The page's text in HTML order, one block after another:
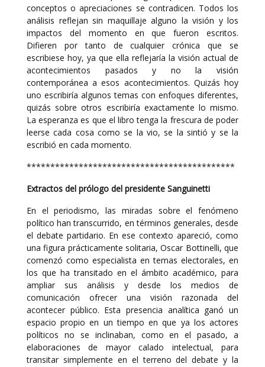
conceptos o apreciaciones se contradicen. Todos los
análisis reflejan sin maquillaje alguno la visión y los
impactos del momento en que fueron escritos.
Difieren por tanto de cualquier crónica que se
escribiese hoy, ya que ella reflejaría la visión actual de
acontecimientos pasados y no la visión
contemporánea a esos acontecimientos. Quizás hoy
uno escribiría algunos temas con enfoques diferentes,
quizás sobre otros escribiría exactamente lo mismo.
La esperanza es que el libro tenga la frescura de poder
leerse cada cosa como se la vio, se la sintió y se la
escribió en cada momento.
********************************************
Extractos del prólogo del presidente Sanguinetti
En el periodismo, las miradas sobre el fenómeno
político han transcurrido, en términos generales, desde
el debate partidario. En ese contexto apareció, como
una figura prácticamente solitaria, Oscar Bottinelli, que
comenzó como especialista en temas electorales, en
los que ha transitado en el ámbito académico, para
ampliar sus análisis y desde los medios de
comunicación ofrecer una visión razonada del
acontecer público. Esta presencia analítica ganó un
espacio propio en un tiempo en que ya los actores
políticos no se inclinaban, como en el pasado, a
elaboraciones de mayor calado intelectual, para
transitar simplemente en el terreno del debate y la